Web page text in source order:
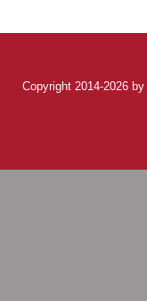
Copyright 2014-2026 by